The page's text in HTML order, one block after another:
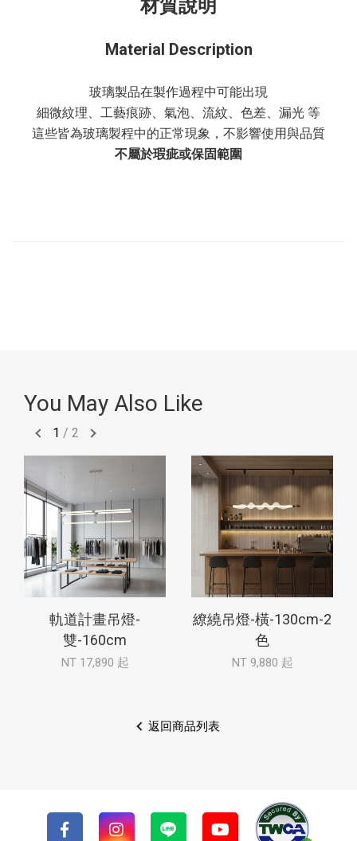
材質說明
Material Description
玻璃製品在製作過程中可能出現
細微紋理、工藝痕跡、氣泡、流紋、色差、漏光 等
這些皆為玻璃製程中的正常現象，不影響使用與品質
不屬於瑕疵或保固範圍
You May Also Like
1 / 2
軌道計畫吊燈-
雙-160cm
NT 17,890 起
繚繞吊燈-橫-130cm-2
色
NT 9,880 起
返回商品列表